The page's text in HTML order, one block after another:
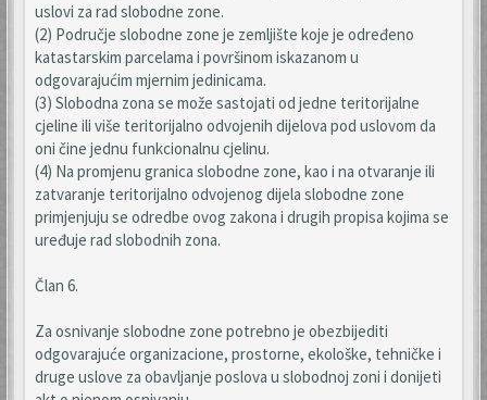
uslovi za rad slobodne zone.
(2) Područje slobodne zone je zemljište koje je određeno
katastarskim parcelama i površinom iskazanom u
odgovarajućim mjernim jedinicama.
(3) Slobodna zona se može sastojati od jedne teritorijalne
cjeline ili više teritorijalno odvojenih dijelova pod uslovom da
oni čine jednu funkcionalnu cjelinu.
(4) Na promjenu granica slobodne zone, kao i na otvaranje ili
zatvaranje teritorijalno odvojenog dijela slobodne zone
primjenjuju se odredbe ovog zakona i drugih propisa kojima se
uređuje rad slobodnih zona.
Član 6.
Za osnivanje slobodne zone potrebno je obezbijediti
odgovarajuće organizacione, prostorne, ekološke, tehničke i
druge uslove za obavljanje poslova u slobodnoj zoni i donijeti